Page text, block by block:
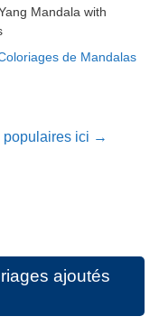
Mandala with
de Mandalas
populaires ici →
ajoutés